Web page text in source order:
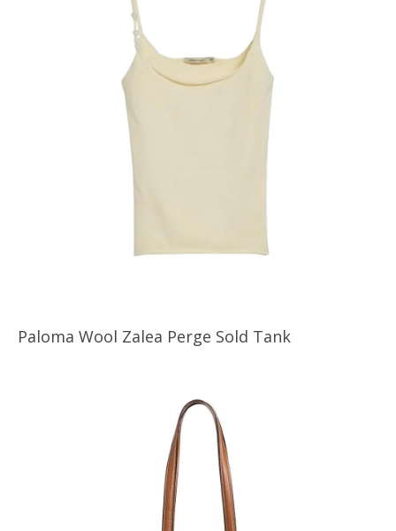
Paloma Wool Zalea Perge Sold Tank